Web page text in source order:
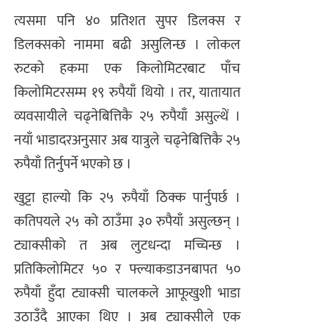
त्यसमा पनि ४० प्रतिशत सुपर डिलक्स र
डिलक्सको नाममा बढी असुलिन्छ । लोकल
रुटको हकमा एक किलोमिटरबाट पाँच
किलोमिटरसम्म १९ रुपैयाँ थियो । तर, यातायात
व्यवसायीले चढ्नेबित्तिकै २५ रुपैयाँ असुल्थें ।
नयाँ भाडादरअनुसार अब यात्रुले चढ्नेबित्तिकै २५
रुपैयाँ तिर्नुपर्ने भएको छ ।
खुट्टा हाल्यो कि २५ रुपैयाँ ठिक्क पार्नुपर्छ ।
कतिपयले २५ को ठाउँमा ३० रुपैयाँ असुल्छन् ।
ट्याक्सीको त अब लुटधन्दा मच्चिन्छ ।
प्रतिकिलोमिटर ५० र फ्ल्याकडाउनबापत ५०
रुपैयाँ हुँदा ट्याक्सी चालकले आफूखुशी भाडा